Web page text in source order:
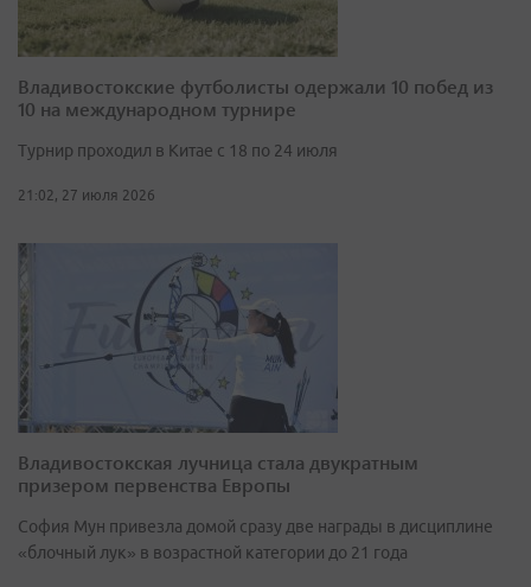
Владивостокские футболисты одержали 10 побед из
10 на международном турнире
Турнир проходил в Китае с 18 по 24 июля
21:02, 27 июля 2026
Владивостокская лучница стала двукратным
призером первенства Европы
София Мун привезла домой сразу две награды в дисциплине
«блочный лук» в возрастной категории до 21 года